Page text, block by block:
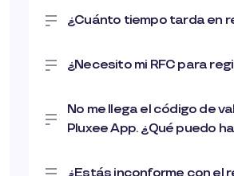
¿Cuánto tiempo tarda en
¿Necesito mi RFC para
No me llega el código de
Pluxee App. ¿Qué puedo